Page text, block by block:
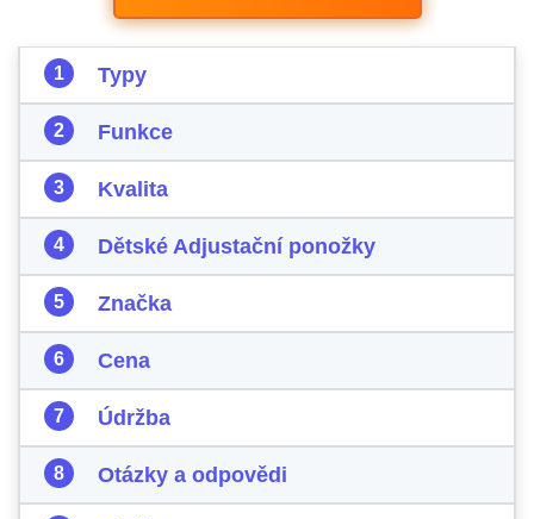
Typy
Funkce
Kvalita
Dětské Adjustační ponožky
Značka
Cena
Údržba
Otázky a odpovědi